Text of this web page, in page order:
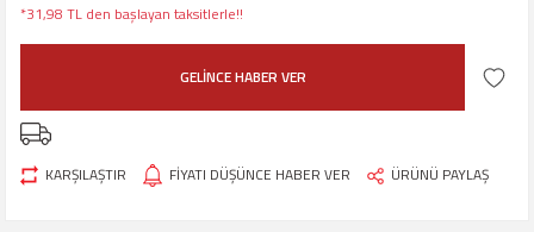
*31,98 TL den başlayan taksitlerle!!
GELİNCE HABER VER
KARŞILAŞTIR FİYATI DÜŞÜNCE HABER VER ÜRÜNÜ PAYLAŞ